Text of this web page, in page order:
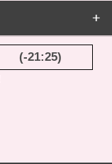
(-21:25)